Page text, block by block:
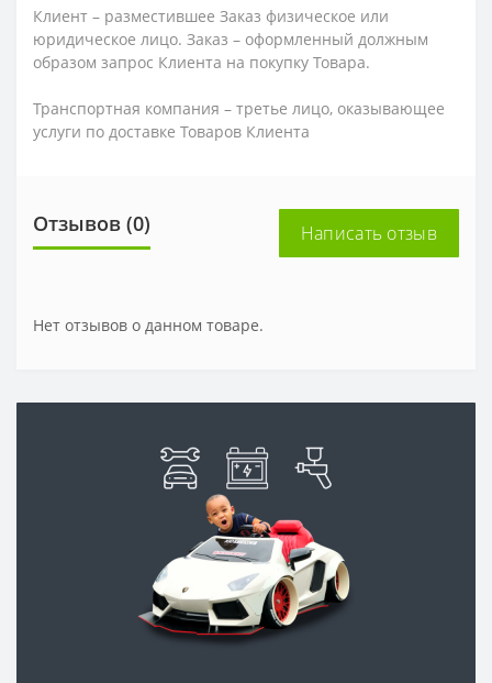
Клиент – разместившее Заказ физическое или
юридическое лицо. Заказ – оформленный должным
образом запрос Клиента на покупку Товара.
Транспортная компания – третье лицо, оказывающее
услуги по доставке Товаров Клиента
Отзывов (0) Написать отзыв
Нет отзывов о данном товаре.